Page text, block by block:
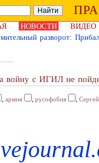
НОВОСТИ
ВИДЕО
разворот:
войну с ИГИЛ не
, армия , русофобия ,